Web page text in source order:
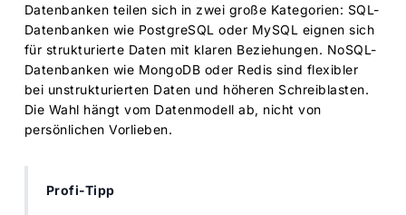
Datenbanken teilen sich in zwei große Kategorien: SQL-
Datenbanken wie PostgreSQL oder MySQL eignen sich
für strukturierte Daten mit klaren Beziehungen. NoSQL-
Datenbanken wie MongoDB oder Redis sind flexibler
bei unstrukturierten Daten und höheren Schreiblasten.
Die Wahl hängt vom Datenmodell ab, nicht von
persönlichen Vorlieben.
Profi-Tipp